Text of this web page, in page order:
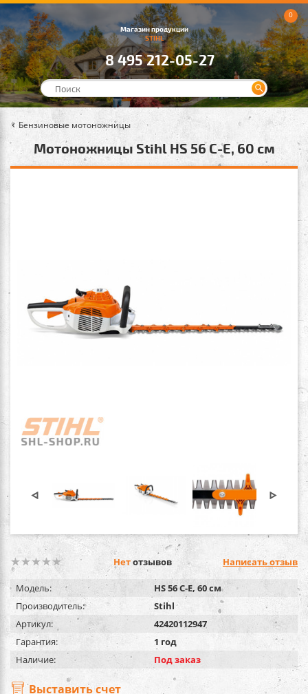
Магазин продукции
STIHL
8 495 212-05-27
0
Бензиновые мотоножницы
Мотоножницы Stihl HS 56 С-Е, 60 см
Нетотзывов Написать отзыв
Модель:
HS 56 С-Е, 60 см
Производитель:
Stihl
Артикул:
42420112947
Гарантия:
1 год
Наличие:
Под заказ
Выставить счет